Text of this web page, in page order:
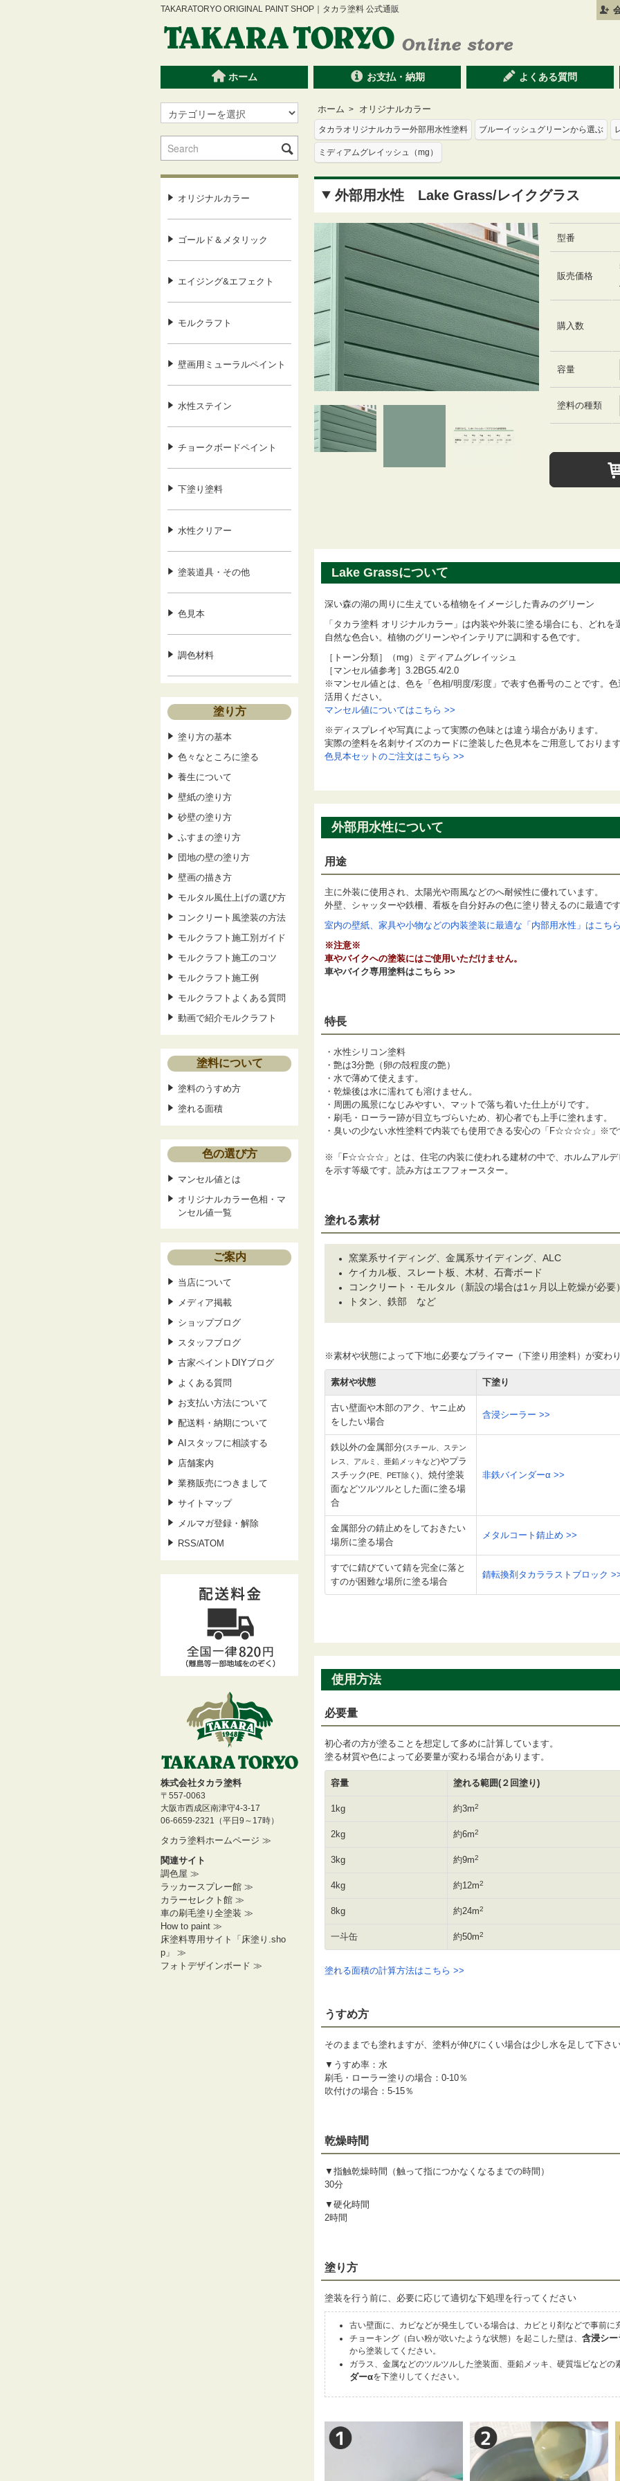
TAKARATORYO ORIGINAL PAINT SHOP｜タカラ塗料 公式通販
ホーム お支払・納期 よくある質問
ホーム > オリジナルカラー
タカラオリジナルカラー外部用水性塗料 ブルーイッシュグリーンから選ぶ
ミディアムグレイッシュ（mg）
外部用水性 Lake Grass/レイクグラス
型番
販売価格
購入数
容量
塗料の種類
Lake Grassについて
深い森の湖の周りに生えている植物をイメージした青みのグリーン
「タカラ塗料 オリジナルカラー」は内装や外装に塗る場合にも、どれ
自然な色合い。植物のグリーンやインテリアに調和する色です。
［トーン分類］（mg）ミディアムグレイッシュ
［マンセル値参考］3.2BG5.4/2.0
※マンセル値とは、色を「色相/明度/彩度」で表す色番号のことです。
活用ください。
マンセル値についてはこちら >>
※ディスプレイや写真によって実際の色味とは違う場合があります。
実際の塗料を名刺サイズのカードに塗装した色見本をご用意しておりま
色見本セットのご注文はこちら >>
外部用水性について
用途
主に外装に使用され、太陽光や雨風などのへ耐候性に優れています。
外壁、シャッターや鉄柵、看板を自分好みの色に塗り替えるのに最適で
室内の壁紙、家具や小物などの内装塗装に最適な「内部用水性」はこち
※注意※
車やバイクへの塗装にはご使用いただけません。
車やバイク専用塗料はこちら >>
特長
・水性シリコン塗料
・艶は3分艶（卵の殻程度の艶）
・水で薄めて使えます。
・乾燥後は水に濡れても溶けません。
・周囲の風景になじみやすい、マットで落ち着いた仕上がりです。
・刷毛・ローラー跡が目立ちづらいため、初心者でも上手に塗れます。
・臭いの少ない水性塗料で内装でも使用できる安心の「F☆☆☆☆」※で
※「F☆☆☆☆」とは、住宅の内装に使われる建材の中で、ホルムアルデ
を示す等級です。読み方はエフフォースター。
塗れる素材
窯業系サイディング、金属系サイディング、ALC
ケイカル板、スレート板、木材、石膏ボード
コンクリート・モルタル（新設の場合は1ヶ月以上乾燥が必要
トタン、鉄部 など
※素材や状態によって下地に必要なプライマー（下塗り用塗料）が変わ
素材や状態 下塗り
古い壁面や木部のアク、ヤニ止め
をしたい場合
含浸シーラー >>
鉄以外の金属部分(スチール、ステン
レス、アルミ、亜鉛メッキなど)やプラ
スチック(PE、PET除く)、焼付塗装
面などツルツルとした面に塗る場
合
非鉄バインダーα >>
金属部分の錆止めをしておきたい
場所に塗る場合
メタルコート錆止め >>
すでに錆びていて錆を完全に落と
すのが困難な場所に塗る場合
錆転換剤タカララストブロック
使用方法
必要量
初心者の方が塗ることを想定して多めに計算しています。
塗る材質や色によって必要量が変わる場合があります。
容量 塗れる範囲(２回塗り)
1kg 約3m2
2kg 約6m2
3kg 約9m2
4kg 約12m2
8kg 約24m2
一斗缶 約50m2
塗れる面積の計算方法はこちら >>
うすめ方
そのままでも塗れますが、塗料が伸びにくい場合は少し水を足して下さ
▼うすめ率：水
刷毛・ローラー塗りの場合：0-10％
吹付けの場合：5-15％
乾燥時間
▼指触乾燥時間（触って指につかなくなるまでの時間）
30分
▼硬化時間
2時間
塗り方
塗装を行う前に、必要に応じて適切な下処理を行ってください
古い壁面に、カビなどが発生している場合は、カビとり剤などで事前に
チョーキング（白い粉が吹いたような状態）を起こした壁は、 含浸シー
から塗装してください。
ガラス、金属などのツルツルした塗装面、亜鉛メッキ、硬質塩ビなどの
ダーαを下塗りしてください。
オリジナルカラー
ゴールド＆メタリック
エイジング&エフェクト
モルクラフト
壁画用ミューラルペイント
水性ステイン
チョークボードペイント
下塗り塗料
水性クリアー
塗装道具・その他
色見本
調色材料
塗り方
塗り方の基本
色々なところに塗る
養生について
壁紙の塗り方
砂壁の塗り方
ふすまの塗り方
団地の壁の塗り方
壁画の描き方
モルタル風仕上げの選び方
コンクリート風塗装の方法
モルクラフト施工別ガイド
モルクラフト施工のコツ
モルクラフト施工例
モルクラフトよくある質問
動画で紹介モルクラフト
塗料について
塗料のうすめ方
塗れる面積
色の選び方
マンセル値とは
オリジナルカラー色相・マ
ンセル値一覧
ご案内
当店について
メディア掲載
ショップブログ
スタッフブログ
古家ペイントDIYブログ
よくある質問
お支払い方法について
配送料・納期について
AIスタッフに相談する
店舗案内
業務販売につきまして
サイトマップ
メルマガ登録・解除
RSS/ATOM
株式会社タカラ塗料
〒557-0063
大阪市西成区南津守4-3-17
06-6659-2321（平日9～17時）
タカラ塗料ホームページ ≫
関連サイト
調色屋 ≫
ラッカースプレー館 ≫
カラーセレクト館 ≫
車の刷毛塗り全塗装 ≫
How to paint ≫
床塗料専用サイト「床塗り.sho
p」 ≫
フォトデザインボード ≫